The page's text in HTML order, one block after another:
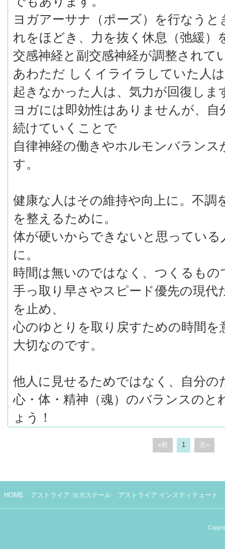
ヨガアーサナ（ポーズ）を行なうと
れをほどき、力を抜く休息（弛緩）
交感神経と副交感神経が調整されて
あわただ しくイライラしていた人
起きなかった人は、気力が回復しま
ヨガには即効性はありませんが、
続けていくことで
自律神経の働きやホルモンバラン
す。
健康な人はその維持や向上に。不調
を整えるために。
体が硬いからできないと思ってい
に。
時間は無いのではなく、つくるもの
手っ取り早さやスピード優先の現代
を止め、
心のゆとりを取り戻すための時間を
大切なのです。
他人に見せるためではなく、自分の
心・体・精神（魂）のバランスのと
ょう！
«前 1 次»
HOME アストライア ヨガスクール アストライア インスティテュート